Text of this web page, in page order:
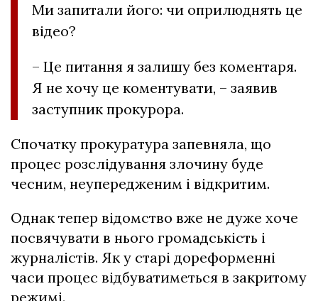
Ми запитали його: чи оприлюднять це
відео?
– Це питання я залишу без коментаря.
Я не хочу це коментувати, – заявив
заступник прокурора.
Спочатку прокуратура запевняла, що
процес розслідування злочину буде
чесним, неупередженим і відкритим.
Однак тепер відомство вже не дуже хоче
посвячувати в нього громадськість і
журналістів. Як у старі дореформенні
часи процес відбуватиметься в закритому
режимі.